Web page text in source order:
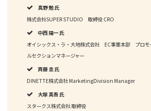
真野 勉 氏
株式会社SUPER STUDIO 取締役 CRO
中西 陽一 氏
オイシックス・ラ・大地株式会社 EC事業本部 プロ
ルセクションマネージャー
斉藤 圭 氏
DINETTE株式会社 MarketingDivision Manager
大塚 真吾 氏
スタークス株式会社 取締役